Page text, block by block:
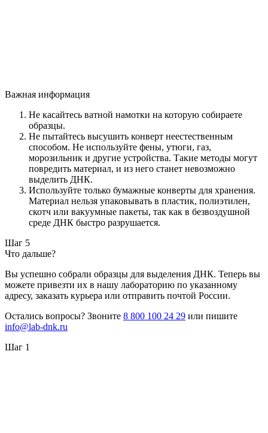
Важная информация
Не касайтесь ватной намотки на которую собираете
образцы.
Не пытайтесь высушить конверт неестественным
способом. Не используйте фены, утюги, газ,
морозильник и другие устройства. Такие методы могут
повредить материал, и из него станет невозможно
выделить ДНК.
Используйте только бумажные конверты для хранения.
Материал нельзя упаковывать в пластик, полиэтилен,
скотч или вакуумные пакеты, так как в безвоздушной
среде ДНК быстро разрушается.
Шаг 5
Что дальше?
Вы успешно собрали образцы для выделения ДНК. Теперь вы
можете привезти их в нашу лабораторию по указанному
адресу, заказать курьера или отправить почтой России.
Остались вопросы? Звоните 8 800 100 24 29 или пишите
info@lab-dnk.ru
Шаг 1